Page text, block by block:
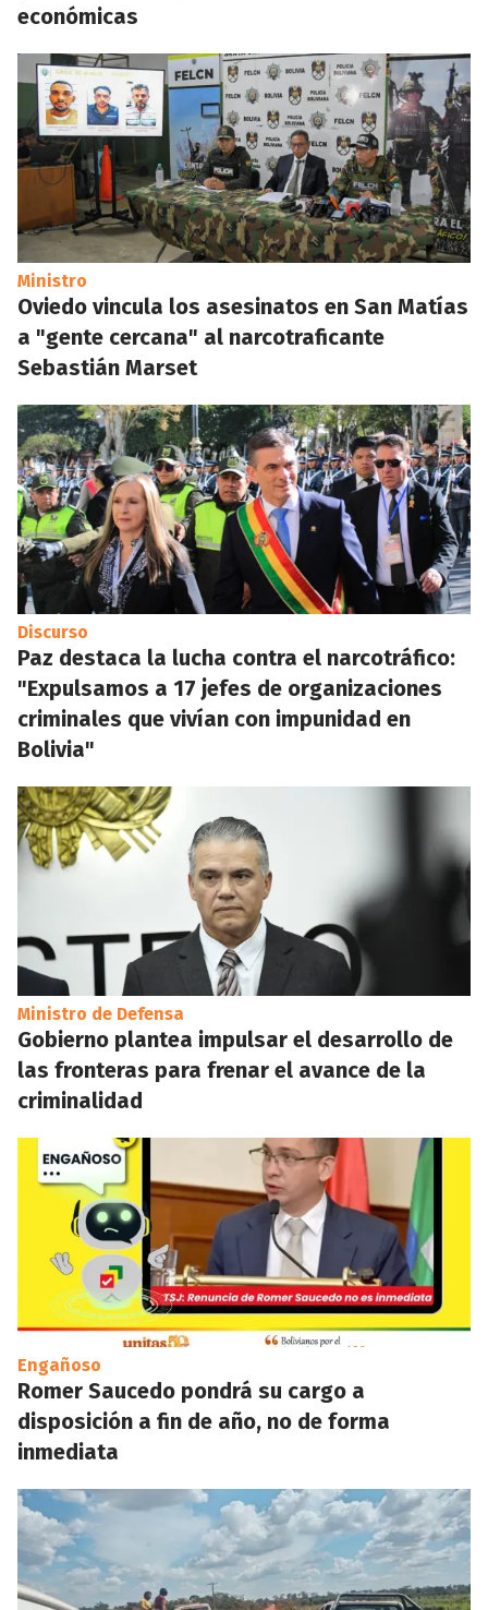
económicas
Ministro
Oviedo vincula los asesinatos en San Matías
a "gente cercana" al narcotraficante
Sebastián Marset
Discurso
Paz destaca la lucha contra el narcotráfico:
"Expulsamos a 17 jefes de organizaciones
criminales que vivían con impunidad en
Bolivia"
Ministro de Defensa
Gobierno plantea impulsar el desarrollo de
las fronteras para frenar el avance de la
criminalidad
Engañoso
Romer Saucedo pondrá su cargo a
disposición a fin de año, no de forma
inmediata